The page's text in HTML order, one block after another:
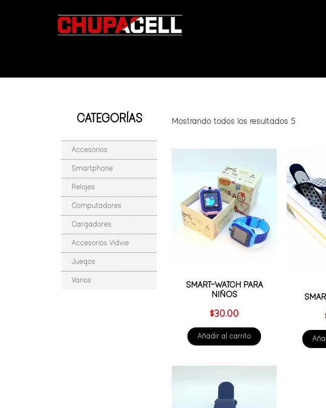
CATEGORÍAS
Accesorios
Smartphone
Relojes
Computadores
Cargadores
Accesorios Vidvie
Juegos
Varios
Mostrando todos los resultados 5
SMART-WATCH PARA
NIÑOS
$30.00
Añadir al carrito